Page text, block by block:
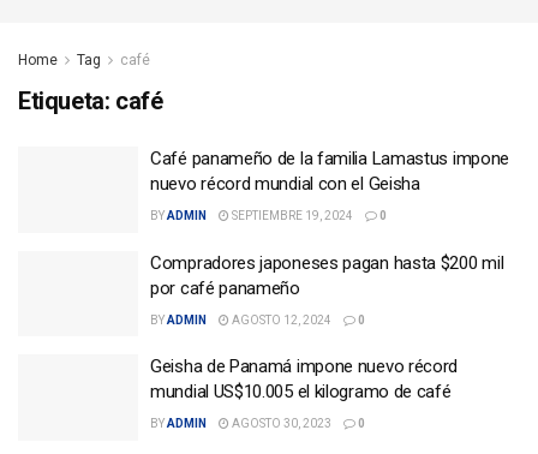
Home Tag café
Etiqueta: café
Café panameño de la familia Lamastus impone
nuevo récord mundial con el Geisha
BYADMIN SEPTIEMBRE 19, 2024 0
Compradores japoneses pagan hasta $200 mil
por café panameño
BYADMIN AGOSTO 12, 2024 0
Geisha de Panamá impone nuevo récord
mundial US$10.005 el kilogramo de café
BYADMIN AGOSTO 30, 2023 0